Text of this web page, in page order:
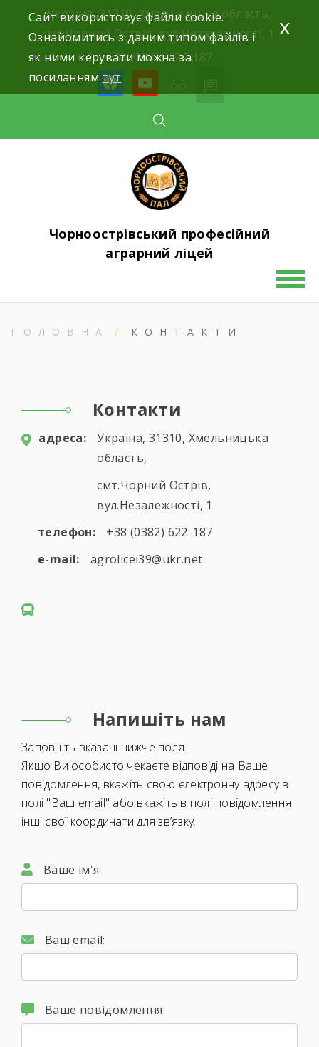
Україна, 31310, Хмельницька область,
смт.Чорний Острів, вул.Незалежності, 1.
+38 (0382) 622-187
facebookyoutube
Чорноострівський професійний
аграрний ліцей
ГОЛОВНА КОНТАКТИ
Контакти
aдресa:
Україна, 31310, Хмельницька
область,
смт.Чорний Острів,
вул.Незалежності, 1.
телефон:
+38 (0382) 622-187
e-mail:
agrolicei39@ukr.net
Напишіть нам
Заповніть вказані нижче поля.
Якщо Ви особисто чекаєте відповіді на Ваше
повідомлення, вкажіть свою єлектронну адресу в
полі "Ваш email" або вкажіть в полі повідомлення
інші свої координати для зв’язку.
Ваше ім'я:
Ваш email:
Ваше повідомлення:
Сайт використовує файли cookie.
Ознайомитись з даним типом файлів і
як ними керувати можна за
посиланням тут
x